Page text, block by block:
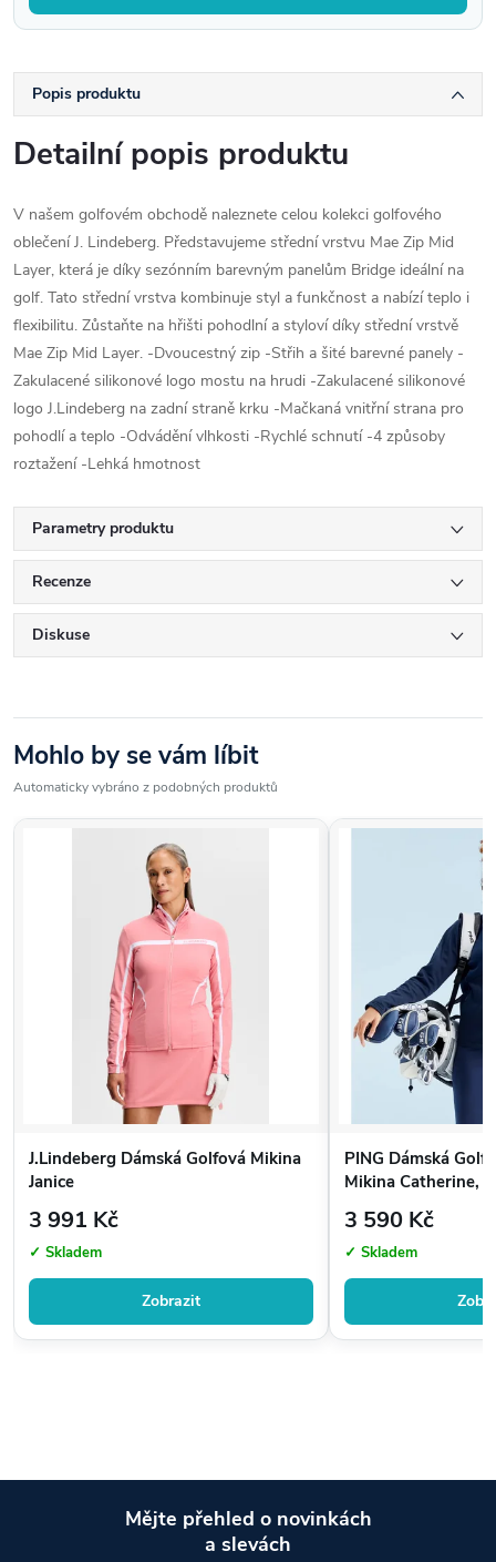
Popis produktu
Detailní popis produktu
V našem golfovém obchodě naleznete celou kolekci golfového
oblečení J. Lindeberg. Představujeme střední vrstvu Mae Zip Mid
Layer, která je díky sezónním barevným panelům Bridge ideální na
golf. Tato střední vrstva kombinuje styl a funkčnost a nabízí teplo i
flexibilitu. Zůstaňte na hřišti pohodlní a styloví díky střední vrstvě
Mae Zip Mid Layer. -Dvoucestný zip -Střih a šité barevné panely -
Zakulacené silikonové logo mostu na hrudi -Zakulacené silikonové
logo J.Lindeberg na zadní straně krku -Mačkaná vnitřní strana pro
pohodlí a teplo -Odvádění vlhkosti -Rychlé schnutí -4 způsoby
roztažení -Lehká hmotnost
Parametry produktu
Recenze
Diskuse
Mohlo by se vám líbit
Automaticky vybráno z podobných produktů
J.Lindeberg Dámská Golfová Mikina
Janice
3 991 Kč
✓ Skladem
Zobrazit
PING Dámská
Mikina Catherine,
3 590 Kč
✓ Skladem
Mějte přehled o novinkách
a slevách